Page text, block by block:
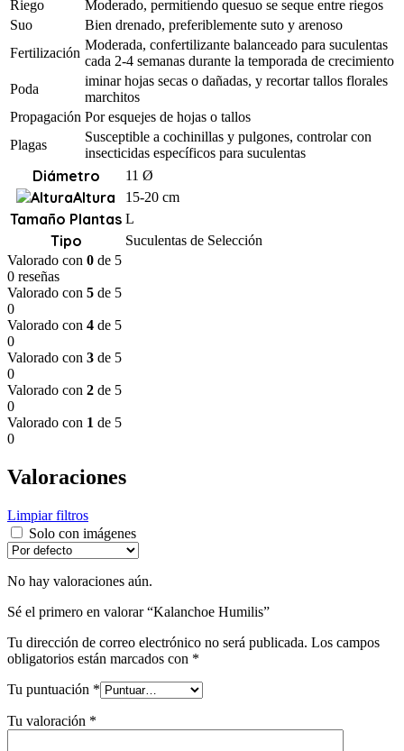
Riego
Moderado, permitiendo quesuo se seque entre riegos
Suo
Bien drenado, preferiblemente suto y arenoso
Fertilización
Moderada, confertilizante balanceado para suculentas
cada 2-4 semanas durante la temporada de crecimiento
Poda
iminar hojas secas o dañadas, y recortar tallos florales
marchitos
Propagación Por esquejes de hojas o tallos
Plagas
Susceptible a cochinillas y pulgones, controlar con
insecticidas específicos para suculentas
Diámetro 11 Ø
Altura 15-20 cm
Tamaño Plantas L
Tipo
Suculentas de Selección
Valorado con 0 de 5
0 reseñas
Valorado con 5 de 5
0
Valorado con 4 de 5
0
Valorado con 3 de 5
0
Valorado con 2 de 5
0
Valorado con 1 de 5
0
Valoraciones
Limpiar filtros
Solo con imágenes
No hay valoraciones aún.
Sé el primero en valorar “Kalanchoe Humilis”
Tu dirección de correo electrónico no será publicada. Los campos
obligatorios están marcados con *
Tu puntuación *
Tu valoración *